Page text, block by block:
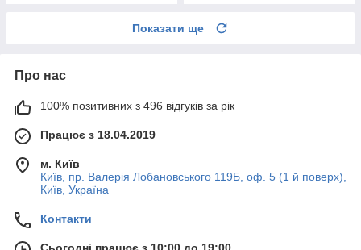
Показати ще
Про нас
100% позитивних з 496 відгуків за рік
Працює з 18.04.2019
м. Київ
Київ, пр. Валерія Лобановського 119Б, оф. 5 (1 й поверх),
Київ, Україна
Контакти